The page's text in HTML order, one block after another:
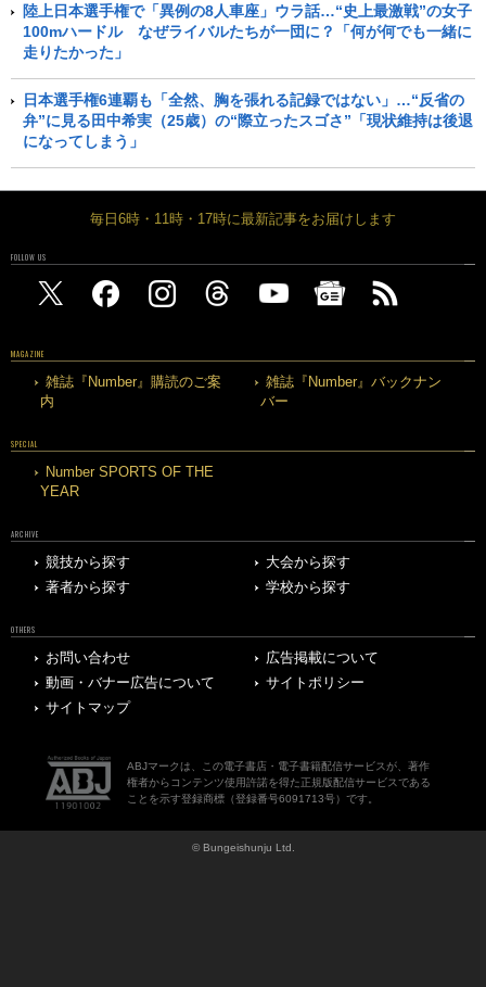
陸上日本選手権で「異例の8人車座」ウラ話…“史上最激戦”の女子
100mハードル なぜライバルたちが一団に？「何が何でも一緒に
走りたかった」
日本選手権6連覇も「全然、胸を張れる記録ではない」…“反省の
弁”に見る田中希実（25歳）の“際立ったスゴさ”「現状維持は後退
になってしまう」
毎日6時・11時・17時に最新記事をお届けします
FOLLOW US
MAGAZINE
雑誌『Number』購読のご案
内
雑誌『Number』バックナン
バー
SPECIAL
Number SPORTS OF THE
YEAR
ARCHIVE
競技から探す
大会から探す
著者から探す
学校から探す
OTHERS
お問い合わせ
広告掲載について
動画・バナー広告について
サイトポリシー
サイトマップ
ABJマークは、この電子書店・電子書籍配信サービスが、著作
権者からコンテンツ使用許諾を得た正規版配信サービスである
ことを示す登録商標（登録番号6091713号）です。
© Bungeishunju Ltd.